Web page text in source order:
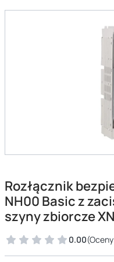
Rozłącznik
NH00 Basic z
szyny zbiorcze
0.00